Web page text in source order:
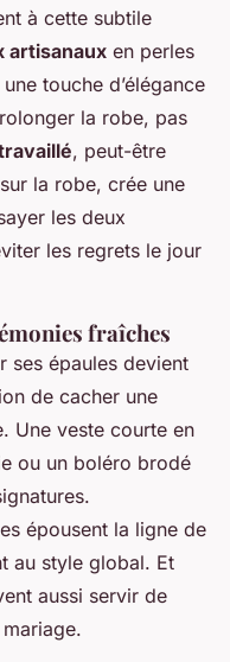
à cette subtile
artisanaux en perles
touche d’élégance
la robe, pas
, peut-être
la robe, crée une
les deux
les regrets le jour
fraîches
ses épaules devient
de cacher une
Une veste courte en
ou un boléro brodé
épousent la ligne de
au style global. Et
aussi servir de